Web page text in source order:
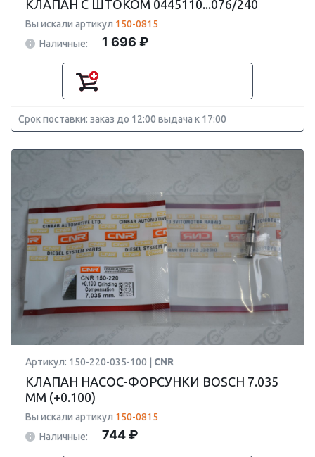
КЛАПАН С ШТОКОМ 0445110...076/240
Вы искали артикул 150-0815
Наличные:
1 696 ₽
Срок поставки: заказ до 12:00 выдача к 17:00
Артикул: 150-220-035-100 | CNR
КЛАПАН НАСОС-ФОРСУНКИ BOSCH 7.035
ММ (+0.100)
Вы искали артикул 150-0815
Наличные:
744 ₽